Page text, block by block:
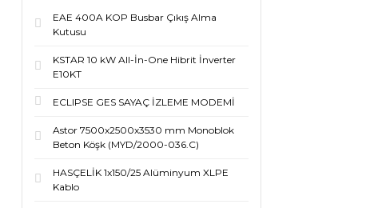
EAE 400A KOP Busbar Çıkış Alma
Kutusu
KSTAR 10 kW All-İn-One Hibrit İnverter
E10KT
ECLIPSE GES SAYAÇ İZLEME MODEMİ
Astor 7500x2500x3530 mm Monoblok
Beton Köşk (MYD/2000-036.C)
HASÇELİK 1x150/25 Alüminyum XLPE
Kablo